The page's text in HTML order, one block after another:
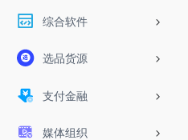
综合软件
选品货源
支付金融
媒体组织